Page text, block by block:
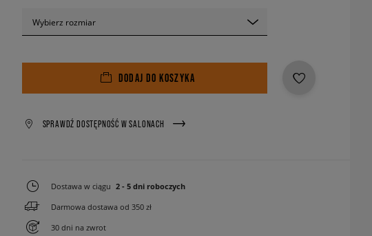
Wybierz rozmiar
DODAJ DO KOSZYKA
SPRAWDŹ DOSTĘPNOŚĆ W SALONACH
Dostawa w ciągu 2 - 5 dni roboczych
Darmowa dostawa od 350 zł
30 dni na zwrot